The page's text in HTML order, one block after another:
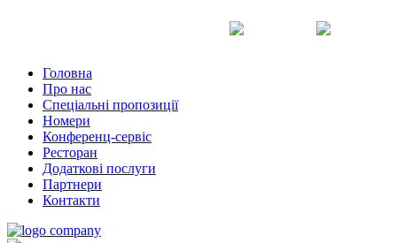
Головна
Про нас
Спеціальні пропозиції
Номери
Конференц-сервіс
Ресторан
Додаткові послуги
Партнери
Контакти